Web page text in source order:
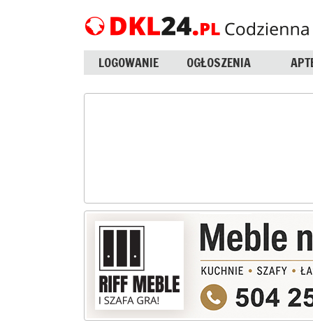
LOGOWANIE OGŁOSZENIA